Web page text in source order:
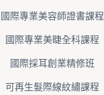
國際專業美容師證書課程
國際專業美睫全科課程
國際採耳創業精修班
可再生髮際線紋繡課程